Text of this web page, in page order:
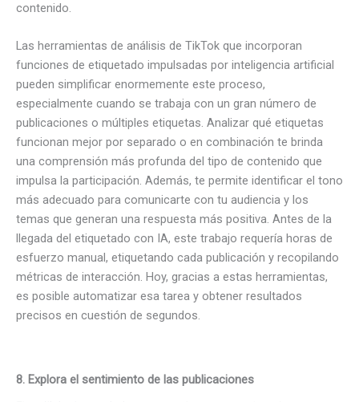
contenido.
Las herramientas de análisis de TikTok que incorporan
funciones de etiquetado impulsadas por inteligencia artificial
pueden simplificar enormemente este proceso,
especialmente cuando se trabaja con un gran número de
publicaciones o múltiples etiquetas. Analizar qué etiquetas
funcionan mejor por separado o en combinación te brinda
una comprensión más profunda del tipo de contenido que
impulsa la participación. Además, te permite identificar el tono
más adecuado para comunicarte con tu audiencia y los
temas que generan una respuesta más positiva. Antes de la
llegada del etiquetado con IA, este trabajo requería horas de
esfuerzo manual, etiquetando cada publicación y recopilando
métricas de interacción. Hoy, gracias a estas herramientas,
es posible automatizar esa tarea y obtener resultados
precisos en cuestión de segundos.
8. Explora el sentimiento de las publicaciones